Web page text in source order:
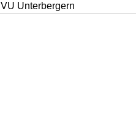
VU Unterbergern